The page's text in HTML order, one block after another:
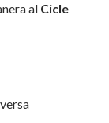
al Cicle